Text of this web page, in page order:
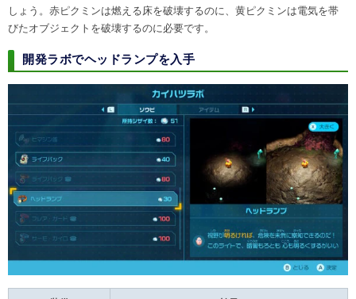
しょう。赤ピクミンは燃える床を破壊するのに、黄ピクミンは電気を帯
びたオブジェクトを破壊するのに必要です。
開発ラボでヘッドランプを入手